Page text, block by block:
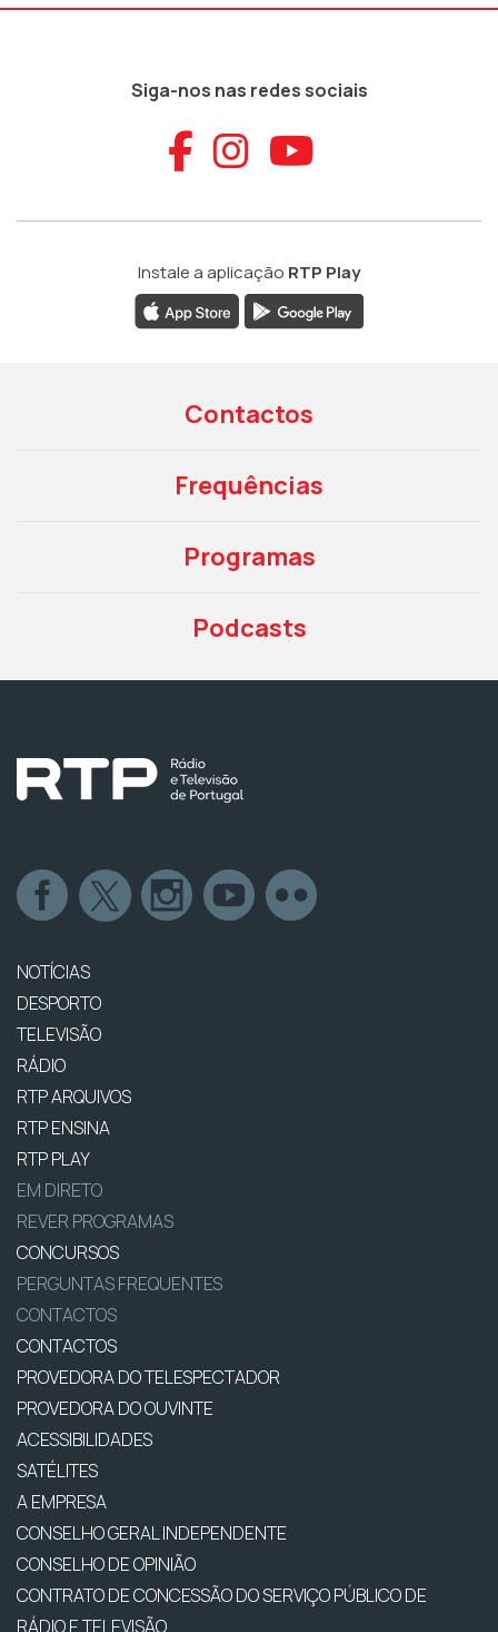
Siga-nos nas redes sociais
Aceder ao
Aceder ao
Aceder
Instale a aplicação RTP Play
Contactos
Frequências
Programas
Podcasts
NOTÍCIAS
DESPORTO
TELEVISÃO
RÁDIO
RTP ARQUIVOS
RTP ENSINA
RTP PLAY
EM DIRETO
REVER PROGRAMAS
CONCURSOS
PERGUNTAS FREQUENTES
CONTACTOS
CONTACTOS
PROVEDORA DO TELESPECTADOR
PROVEDORA DO OUVINTE
ACESSIBILIDADES
SATÉLITES
A EMPRESA
CONSELHO GERAL INDEPENDENTE
CONSELHO DE OPINIÃO
CONTRATO DE CONCESSÃO DO SERVIÇO PÚBLICO DE
RÁDIO E TELEVISÃO